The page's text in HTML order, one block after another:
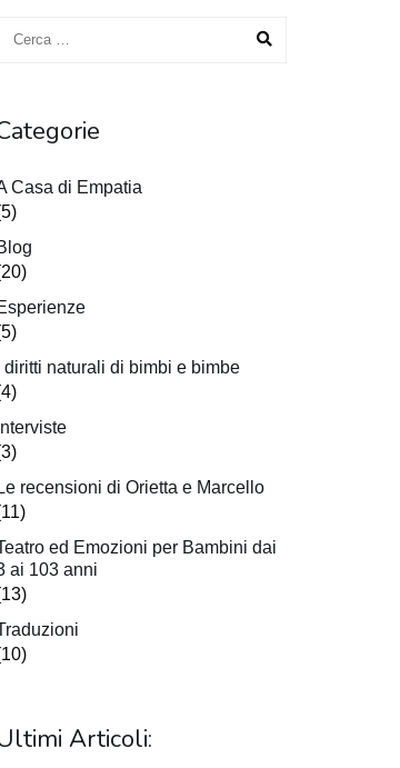
Casa di Empatia
I diritti naturali di bimbi e bimbe
Interviste
Le recensioni di Orietta e Marcello
ed Emozioni per Bambini dai
ai 103 anni
Articoli: